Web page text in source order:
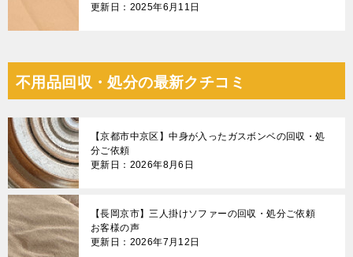
更新日：2025年6月11日
不用品回収・処分の最新クチコミ
【京都市中京区】中身が入ったガスボンベの回収・処
分ご依頼
更新日：2026年8月6日
【長岡京市】三人掛けソファーの回収・処分ご依頼
お客様の声
更新日：2026年7月12日